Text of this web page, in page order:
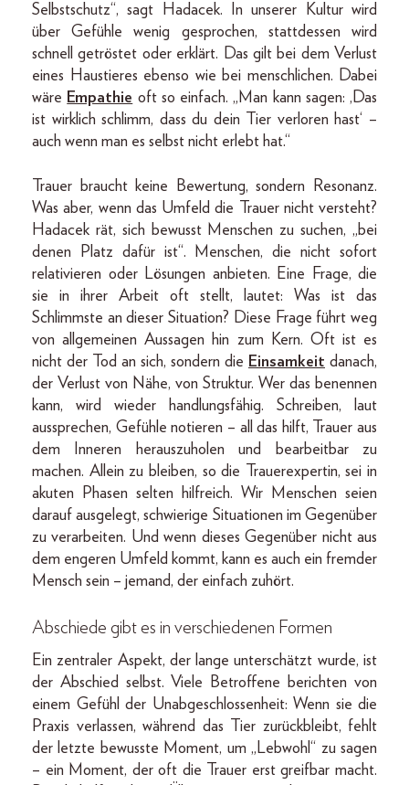
Selbstschutz“, sagt Hadacek. In unserer Kultur wird
über Gefühle wenig gesprochen, stattdessen wird
schnell getröstet oder erklärt. Das gilt bei dem Verlust
eines Haustieres ebenso wie bei menschlichen. Dabei
wäre Empathie oft so einfach. „Man kann sagen: ‚Das
ist wirklich schlimm, dass du dein Tier verloren hast‘ –
auch wenn man es selbst nicht erlebt hat.“
Trauer braucht keine Bewertung, sondern Resonanz.
Was aber, wenn das Umfeld die Trauer nicht versteht?
Hadacek rät, sich bewusst Menschen zu suchen, „bei
denen Platz dafür ist“. Menschen, die nicht sofort
relativieren oder Lösungen anbieten. Eine Frage, die
sie in ihrer Arbeit oft stellt, lautet: Was ist das
Schlimmste an dieser Situation? Diese Frage führt weg
von allgemeinen Aussagen hin zum Kern. Oft ist es
nicht der Tod an sich, sondern die Einsamkeit danach,
der Verlust von Nähe, von Struktur. Wer das benennen
kann, wird wieder handlungsfähig. Schreiben, laut
aussprechen, Gefühle notieren – all das hilft, Trauer aus
dem Inneren herauszuholen und bearbeitbar zu
machen. Allein zu bleiben, so die Trauerexpertin, sei in
akuten Phasen selten hilfreich. Wir Menschen seien
darauf ausgelegt, schwierige Situationen im Gegenüber
zu verarbeiten. Und wenn dieses Gegenüber nicht aus
dem engeren Umfeld kommt, kann es auch ein fremder
Mensch sein – jemand, der einfach zuhört.
Abschiede gibt es in verschiedenen Formen
Ein zentraler Aspekt, der lange unterschätzt wurde, ist
der Abschied selbst. Viele Betroffene berichten von
einem Gefühl der Unabgeschlossenheit: Wenn sie die
Praxis verlassen, während das Tier zurückbleibt, fehlt
der letzte bewusste Moment, um „Lebwohl“ zu sagen
– ein Moment, der oft die Trauer erst greifbar macht.